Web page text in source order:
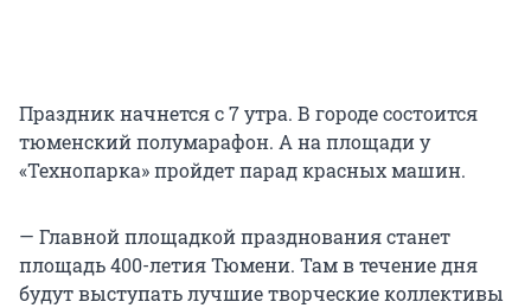
Праздник начнется с 7 утра. В городе состоится
тюменский полумарафон. А на площади у
«Технопарка» пройдет парад красных машин.
— Главной площадкой празднования станет
площадь 400-летия Тюмени. Там в течение дня
будут выступать лучшие творческие коллективы